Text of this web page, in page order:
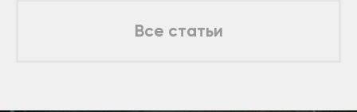
Все статьи